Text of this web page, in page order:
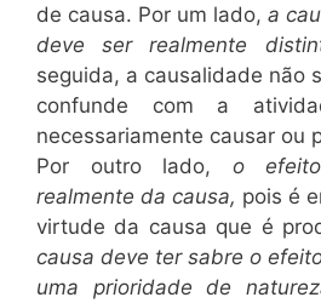
de causa. Por um lado, a
deve ser realmente
seguida, a causalidade não
confunde com a
necessariamente causar ou
Por outro lado, o
realmente da causa, pois é
virtude da causa que é
causa deve ter sabre o
uma prioridade de